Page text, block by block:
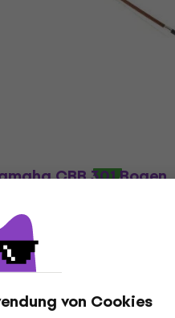
von Cookies
CBB 301 Bogen
/5
Nur auf Bestellung